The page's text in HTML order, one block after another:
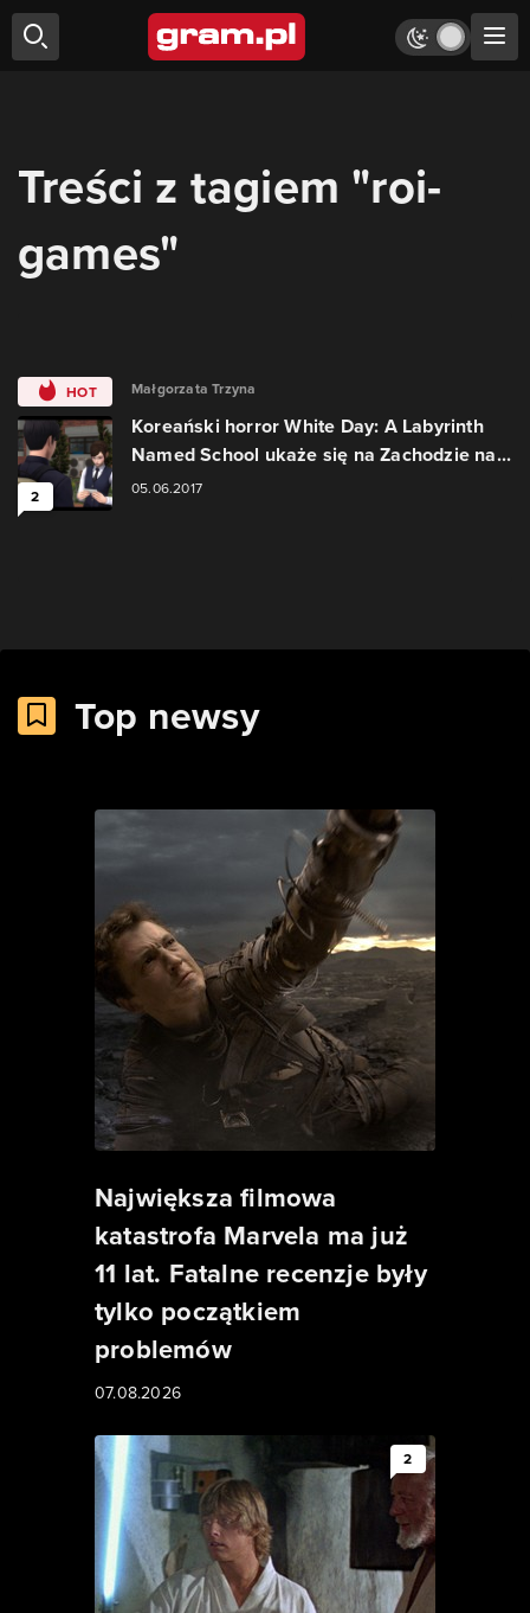
Treści z tagiem "roi-
games"
HOT
2
Małgorzata Trzyna
Koreański horror White Day: A Labyrinth
Named School ukaże się na Zachodzie na...
05.06.2017
Top newsy
Największa filmowa
katastrofa Marvela ma już
11 lat. Fatalne recenzje były
tylko początkiem
problemów
07.08.2026
2